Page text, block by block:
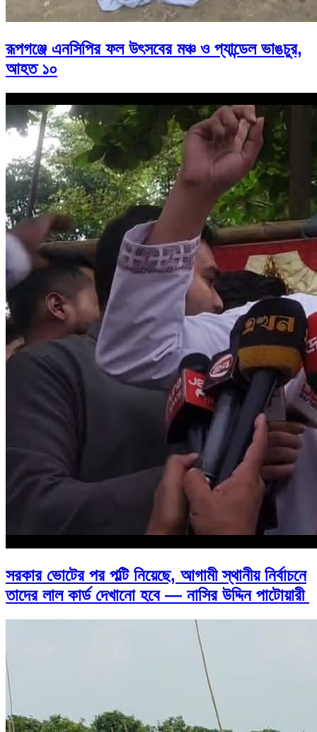
রূপগঞ্জে এনসিপির ফল উৎসবের মঞ্চ ও প্যান্ডেল ভাঙচুর,
আহত ১০
সরকার ভোটের পর পল্টি নিয়েছে, আগামী স্থানীয় নির্বাচনে
তাদের লাল কার্ড দেখানো হবে — নাসির উদ্দিন পাটোয়ারী